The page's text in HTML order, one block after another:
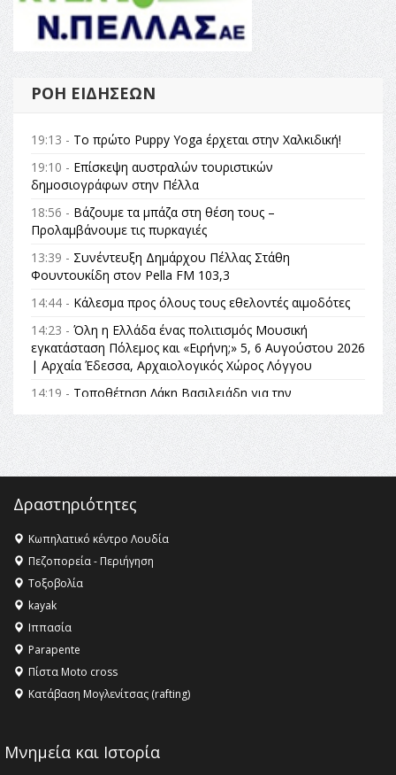
ΡΟΉ ΕΙΔΉΣΕΩΝ
19:13 - Το πρώτο Puppy Yoga έρχεται στην Χαλκιδική!
19:10 - Επίσκεψη αυστραλών τουριστικών
δημοσιογράφων στην Πέλλα
18:56 - Βάζουμε τα μπάζα στη θέση τους –
Προλαμβάνουμε τις πυρκαγιές
13:39 - Συνέντευξη Δημάρχου Πέλλας Στάθη
Φουντουκίδη στον Pella FM 103,3
14:44 - Κάλεσμα προς όλους τους εθελοντές αιμοδότες
14:23 - Όλη η Ελλάδα ένας πολιτισμός Μουσική
εγκατάσταση Πόλεμος και «Ειρήνη;» 5, 6 Αυγούστου 2026
| Αρχαία Έδεσσα, Αρχαιολογικός Χώρος Λόγγου
14:19 - Τοποθέτηση Λάκη Βασιλειάδη για την
θεσμικές διαδικασίες υπάρχει μόνο η ευθύνη απέναντι
στις επόμενες γενιές»
16:35 -Το πρόγραμμα του ΠΑΟΚ στον δεύτερο γύρο του
16:27 - Όλυμπος: Εντάχθηκε στον Κατάλογο Παγκόσμιας
Κληρονομιάς της UNESCO – Ομόφωνη η απόφαση Ο
Όλυμπος αναγνωρίστηκε ως φυσικό και πολιτιστικό
αγαθό εξέχουσας οικουμενικής αξίας για την
ανθρωπότητα
16:18 -
ΣΤΗΝ ΕΔΕΣΣΑ
Δραστηριότητες
Κωπηλατικό κέντρο Λουδία
Πεζοπορεία - Περιήγηση
Τοξοβολία
kayak
Ιππασία
Parapente
Πίστα Moto cross
Κατάβαση Μογλενίτσας (rafting)
Μνημεία και Ιστορία